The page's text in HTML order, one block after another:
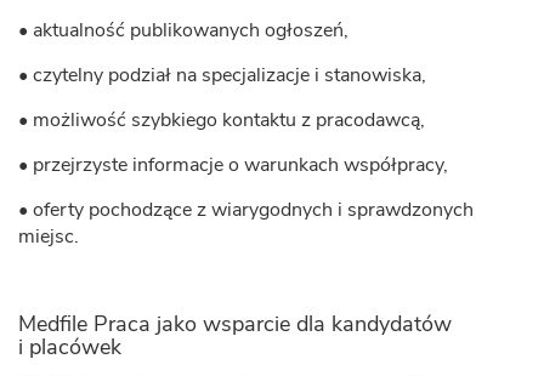
• aktualność publikowanych ogłoszeń,
• czytelny podział na specjalizacje i stanowiska,
• możliwość szybkiego kontaktu z pracodawcą,
• przejrzyste informacje o warunkach współpracy,
• oferty pochodzące z wiarygodnych i sprawdzonych
miejsc.
Medfile Praca jako wsparcie dla kandydatów
i placówek